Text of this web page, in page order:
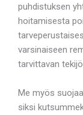
puhdistuksen
hoitamisesta
varsinaiseen
tarvittavan
Me myös
siksi